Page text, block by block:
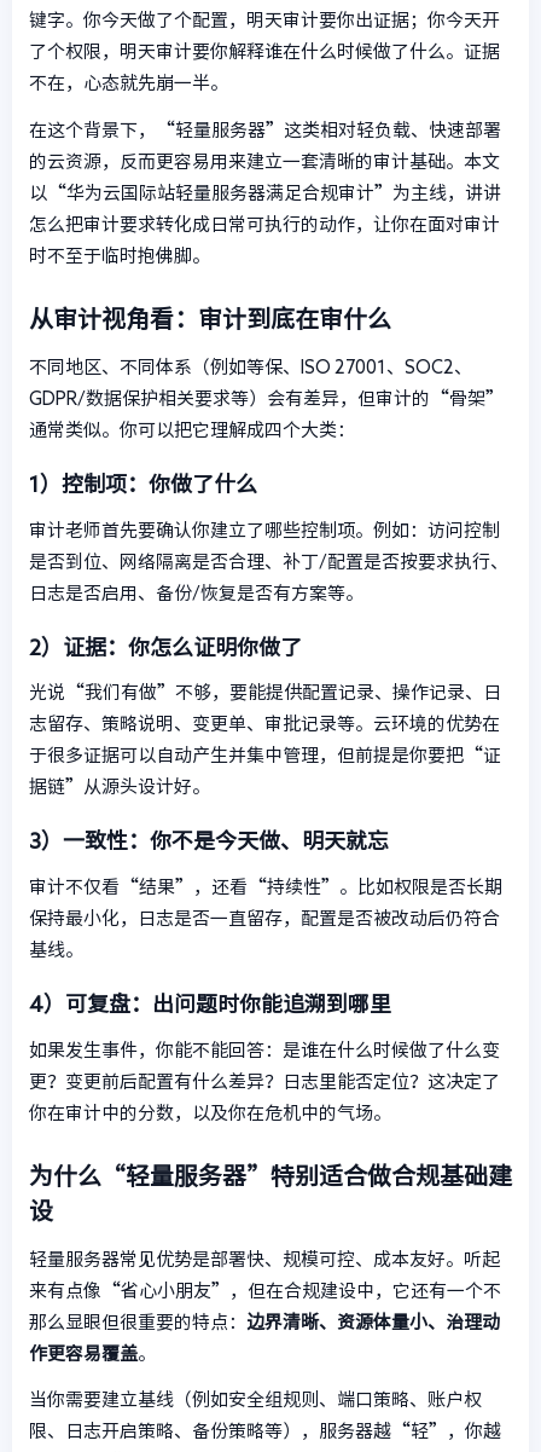
键字。你今天做了个配置，明天审计要你出证据；你今天开
了个权限，明天审计要你解释谁在什么时候做了什么。证据
不在，心态就先崩一半。
在这个背景下，“轻量服务器”这类相对轻负载、快速部署
的云资源，反而更容易用来建立一套清晰的审计基础。本文
以“华为云国际站轻量服务器满足合规审计”为主线，讲讲
怎么把审计要求转化成日常可执行的动作，让你在面对审计
时不至于临时抱佛脚。
从审计视角看：审计到底在审什么
不同地区、不同体系（例如等保、ISO 27001、SOC2、
GDPR/数据保护相关要求等）会有差异，但审计的“骨架”
通常类似。你可以把它理解成四个大类：
1）控制项：你做了什么
审计老师首先要确认你建立了哪些控制项。例如：访问控制
是否到位、网络隔离是否合理、补丁/配置是否按要求执行、
日志是否启用、备份/恢复是否有方案等。
2）证据：你怎么证明你做了
光说“我们有做”不够，要能提供配置记录、操作记录、日
志留存、策略说明、变更单、审批记录等。云环境的优势在
于很多证据可以自动产生并集中管理，但前提是你要把“证
据链”从源头设计好。
3）一致性：你不是今天做、明天就忘
审计不仅看“结果”，还看“持续性”。比如权限是否长期
保持最小化，日志是否一直留存，配置是否被改动后仍符合
基线。
4）可复盘：出问题时你能追溯到哪里
如果发生事件，你能不能回答：是谁在什么时候做了什么变
更？变更前后配置有什么差异？日志里能否定位？这决定了
你在审计中的分数，以及你在危机中的气场。
为什么“轻量服务器”特别适合做合规基础建
设
轻量服务器常见优势是部署快、规模可控、成本友好。听起
来有点像“省心小朋友”，但在合规建设中，它还有一个不
那么显眼但很重要的特点： 边界清晰、资源体量小、治理动
作更容易覆盖。
当你需要建立基线（例如安全组规则、端口策略、账户权
限、日志开启策略、备份策略等），服务器越“轻”，你越